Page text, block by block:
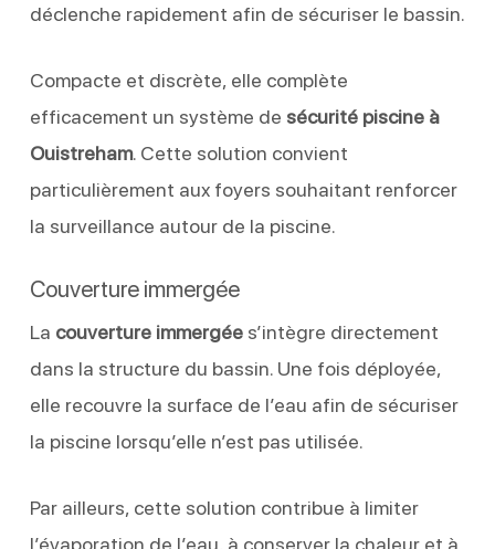
déclenche rapidement afin de sécuriser le bassin.
Compacte et discrète, elle complète
efficacement un système de sécurité piscine à
Ouistreham. Cette solution convient
particulièrement aux foyers souhaitant renforcer
la surveillance autour de la piscine.
Couverture immergée
La couverture immergées’intègre directement
dans la structure du bassin. Une fois déployée,
elle recouvre la surface de l’eau afin de sécuriser
la piscine lorsqu’elle n’est pas utilisée.
Par ailleurs, cette solution contribue à limiter
l’évaporation de l’eau, à conserver la chaleur et à